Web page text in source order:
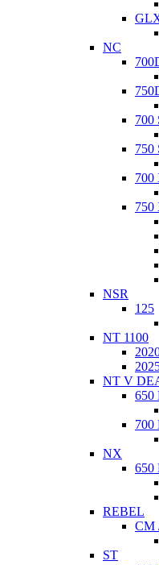
NC
700
750
700
750
NSR
125
NT 1100
NT V
650
NX
650
REBEL
CM
ST